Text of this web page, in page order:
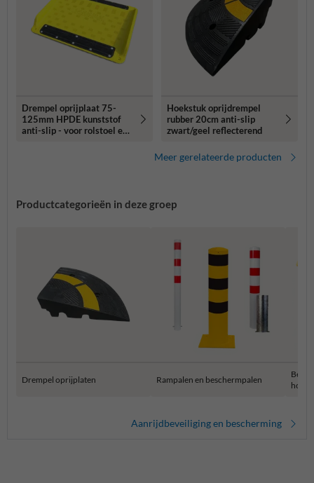
Drempel oprijplaat 75-
125mm HPDE kunststof
anti-slip - voor rolstoel en
Hoekstuk oprijdrempel
rubber 20cm anti-slip
zwart/geel reflecterend
Meer gerelateerde producten
Productcategorieën in deze groep
Drempel oprijplaten Rampalen en beschermpalen
Aanrijdbeveiliging en bescherming